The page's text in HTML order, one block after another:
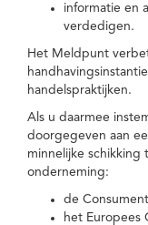
informatie en
verdedigen.
Het Meldpunt
handelspraktijken.
Als u daarmee
doorgegeven aan
minnelijke
onderneming:
de
het Europees